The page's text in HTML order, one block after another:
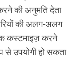
की अनुमति देता
की अलग-अलग
कस्टमाइज़ करने
उपयोगी हो सकता